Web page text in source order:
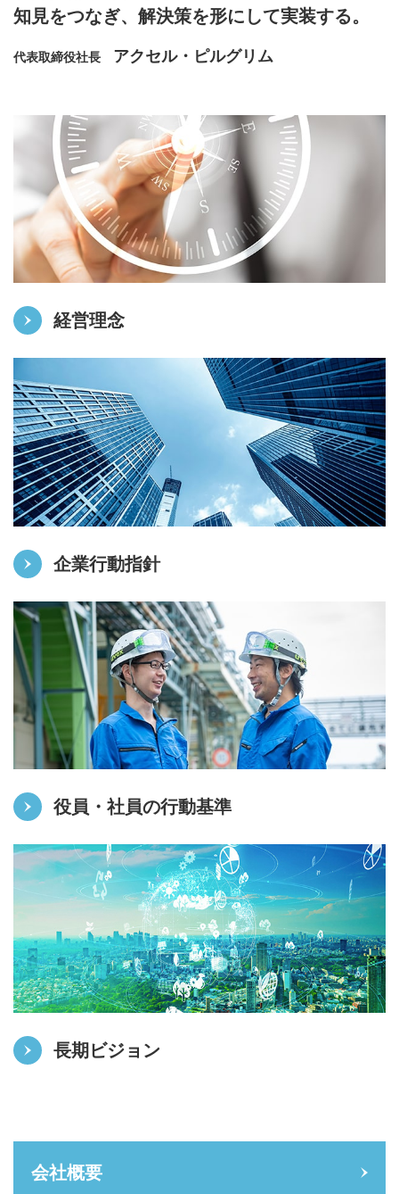
知見をつなぎ、解決策を形にして実装する。
代表取締役社長 アクセル・ピルグリム
経営理念
企業行動指針
役員・社員の行動基準
長期ビジョン
会社概要